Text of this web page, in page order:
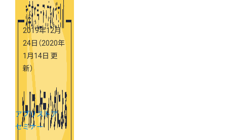
2019年12月
24日 （2020年
1月14日 更
新）
アプリストア
セミナー